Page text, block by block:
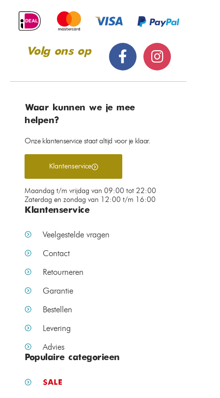
Volg ons op
Waar kunnen we je mee
helpen?
Onze klantenservice staat altijd voor je klaar.
Klantenservice
Maandag t/m vrijdag van 09:00 tot 22:00
Zaterdag en zondag van 12:00 t/m 16:00
Klantenservice
Veelgestelde vragen
Contact
Retourneren
Garantie
Bestellen
Levering
Advies
Populaire categorieen
SALE